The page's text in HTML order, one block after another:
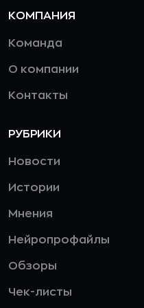
КОМПАНИЯ
Команда
О компании
Контакты
РУБРИКИ
Новости
Истории
Мнения
Нейропрофайлы
Обзоры
Чек-листы